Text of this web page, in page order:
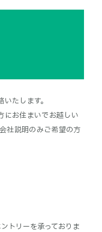
たします。
にお住まいでお越しい
社説明のみご希望の方
トリーを承っておりま